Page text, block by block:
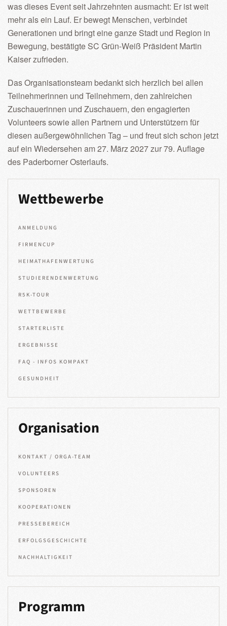
was dieses Event seit Jahrzehnten ausmacht: Er ist weit
mehr als ein Lauf. Er bewegt Menschen, verbindet
Generationen und bringt eine ganze Stadt und Region in
Bewegung, bestätigte SC Grün-Weiß Präsident Martin
Kaiser zufrieden.
Das Organisationsteam bedankt sich herzlich bei allen
Teilnehmerinnen und Teilnehmern, den zahlreichen
Zuschauerinnen und Zuschauern, den engagierten
Volunteers sowie allen Partnern und Unterstützern für
diesen außergewöhnlichen Tag – und freut sich schon jetzt
auf ein Wiedersehen am 27. März 2027 zur 79. Auflage
des Paderborner Osterlaufs.
Wettbewerbe
ANMELDUNG
FIRMENCUP
HEIMATHAFENWERTUNG
STUDIERENDENWERTUNG
R5K-TOUR
WETTBEWERBE
STARTERLISTE
ERGEBNISSE
FAQ - INFOS KOMPAKT
GESUNDHEIT
Organisation
KONTAKT / ORGA-TEAM
VOLUNTEERS
SPONSOREN
KOOPERATIONEN
PRESSEBEREICH
ERFOLGSGESCHICHTE
NACHHALTIGKEIT
Programm